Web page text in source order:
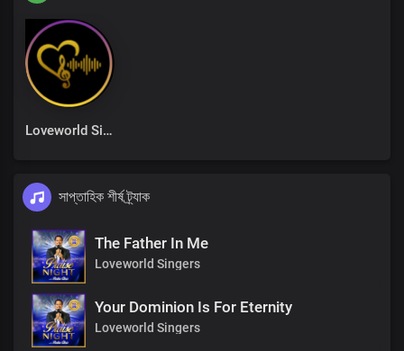
Loveworld Singers
সাপ্তাহিক শীর্ষ ট্র্যাক
The Father In Me
Loveworld Singers
Your Dominion Is For Eternity
Loveworld Singers